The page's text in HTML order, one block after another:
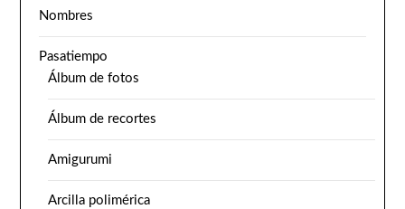
Nombres
Pasatiempo
Álbum de fotos
Álbum de recortes
Amigurumi
Arcilla polimérica